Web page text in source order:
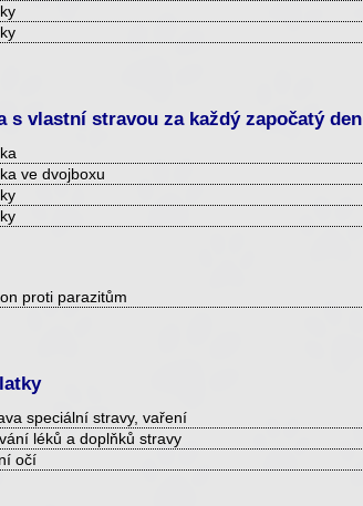
s vlastní stravou za každý započatý den
ve dvojboxu
proti parazitům
speciální stravy, vaření
léků a doplňků stravy
očí